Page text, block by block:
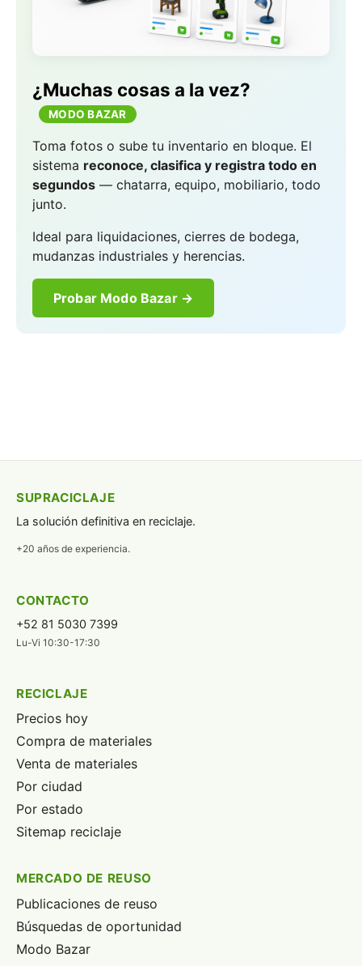
¿Muchas cosas a la vez?
MODO BAZAR
Toma fotos o sube tu inventario en bloque. El
sistema reconoce, clasifica y registra todo en
segundos — chatarra, equipo, mobiliario, todo
junto.
Ideal para liquidaciones, cierres de bodega,
mudanzas industriales y herencias.
Probar Modo Bazar →
SUPRACICLAJE
La solución definitiva en reciclaje.
+20 años de experiencia.
CONTACTO
+52 81 5030 7399
Lu-Vi 10:30-17:30
RECICLAJE
Precios hoy
Compra de materiales
Venta de materiales
Por ciudad
Por estado
Sitemap reciclaje
MERCADO DE REUSO
Publicaciones de reuso
Búsquedas de oportunidad
Modo Bazar